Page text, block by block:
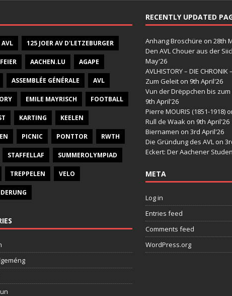
AVL 125 JOER AV D'LETZEBURGER
AACHEN.LU AGAPE
ASSEMBLÉE GÉNÉRALE AVL
EMILE MAYRISCH FOOTBALL
KARTING KEELEN
PICNIC PONTTOR RWTH
STAFFELLAF SUMMEROLYMPIAD
TREPPELEN VELO
RECENTLY UPDATED
Anhang Broschüre on 28th
Den AVL Chouer aus der
May'26
AVLHISTORY – DIE CHRONIK
Zum Geleiton 9th April'26
Vun der Drëppchen bis
9th April'26
Pierre MOURIS (1851-1918)
Rull de Waakon 9th April'26
Biernamen on 3rd April'26
Die Gründung des AVLon
Eckert: Der Aachener
META
Log in
Entries feed
Comments feed
WordPress.org